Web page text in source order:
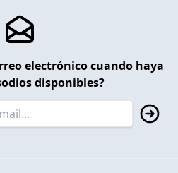
electrónico cuando haya
disponibles?